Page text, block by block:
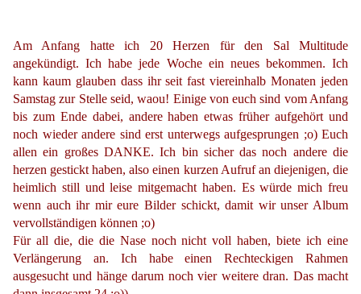
Am Anfang hatte ich 20 Herzen für den Sal Multitude
angekündigt. Ich habe jede Woche ein neues bekommen. Ich
kann kaum glauben dass ihr seit fast viereinhalb Monaten jeden
Samstag zur Stelle seid, waou! Einige von euch sind vom Anfang
bis zum Ende dabei, andere haben etwas früher aufgehört und
noch wieder andere sind erst unterwegs aufgesprungen ;o) Euch
allen ein großes DANKE. Ich bin sicher das noch andere die
herzen gestickt haben, also einen kurzen Aufruf an diejenigen, die
heimlich still und leise mitgemacht haben. Es würde mich freu
wenn auch ihr mir eure Bilder schickt, damit wir unser Album
vervollständigen können ;o)
Für all die, die die Nase noch nicht voll haben, biete ich eine
Verlängerung an. Ich habe einen Rechteckigen Rahmen
ausgesucht und hänge darum noch vier weitere dran. Das macht